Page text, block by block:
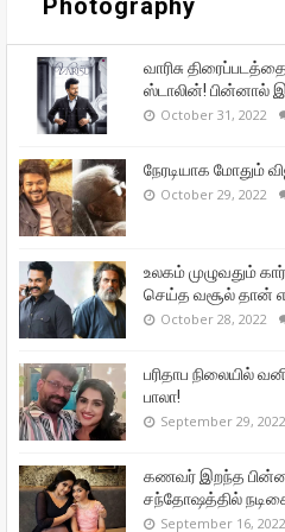
வாரிசு
ஸ்டாலின்! பின்னால்
October 31, 2022
நேரடியாக மோதும்
October 29, 2022
உலகம் முழுவதும்
செய்த வசூல் தான்
October 28, 2022
பரிதாப நிலையில்
பாலா!
September 29, 2022
கணவர் இறந்த
சந்தோஷத்தில்
September 16, 2022